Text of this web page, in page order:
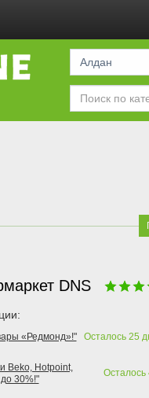
Алдан
DNS
«Редмонд»!" Осталось 25
Beko, Hotpoint,
30%!"
Осталось